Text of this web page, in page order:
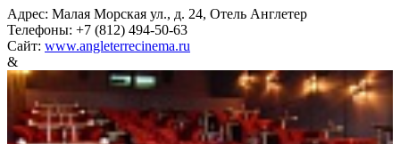
Адрес: Малая Морская ул., д. 24, Отель Англетер
Телефоны: +7 (812) 494-50-63
Сайт: www.angleterrecinema.ru
&